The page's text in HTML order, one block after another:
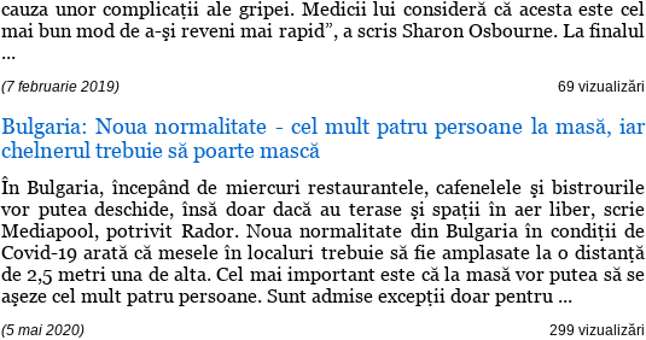
cauza unor complicaţii ale gripei. Medicii lui consideră că acesta este cel
mai bun mod de a-şi reveni mai rapid”, a scris Sharon Osbourne. La finalul
...
(7 februarie 2019) 69 vizualizări
Bulgaria: Noua normalitate - cel mult patru persoane la masă, iar
chelnerul trebuie să poarte mască
În Bulgaria, începând de miercuri restaurantele, cafenelele şi bistrourile
vor putea deschide, însă doar dacă au terase şi spaţii în aer liber, scrie
Mediapool, potrivit Rador. Noua normalitate din Bulgaria în condiţii de
Covid-19 arată că mesele în localuri trebuie să fie amplasate la o distanţă
de 2,5 metri una de alta. Cel mai important este că la masă vor putea să se
aşeze cel mult patru persoane. Sunt admise excepţii doar pentru ...
(5 mai 2020) 299 vizualizări